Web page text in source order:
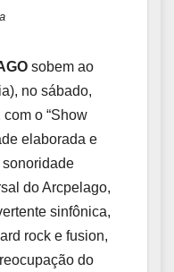
sobem ao
no sábado,
o “Show
elaborada e
do Arcpelago,
sinfônica,
rock e fusion,
do